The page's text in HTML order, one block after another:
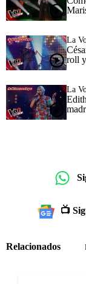
La
roll
La
📺
Relacionados